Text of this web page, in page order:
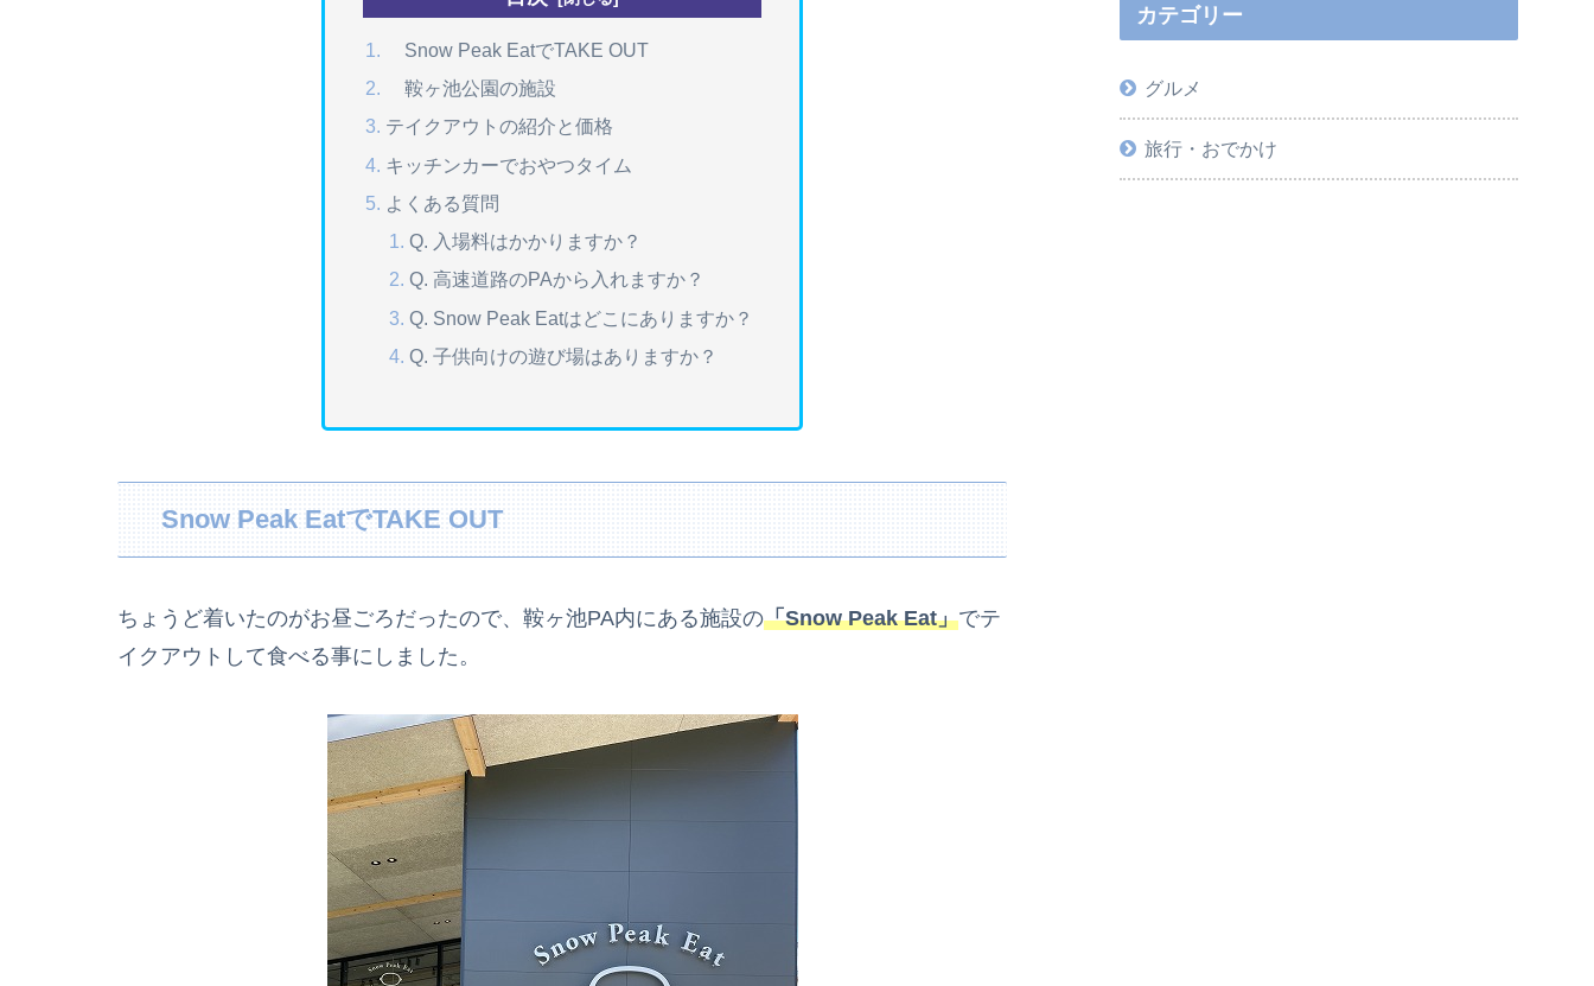
Snow Peak EatでTAKE OUT
鞍ヶ池公園の施設
テイクアウトの紹介と価格
キッチンカーでおやつタイム
よくある質問
Q. 入場料はかかりますか？
Q. 高速道路のPAから入れますか？
Q. Snow Peak Eatはどこにありますか？
Q. 子供向けの遊び場はありますか？
Snow Peak EatでTAKE OUT
ちょうど着いたのがお昼ごろだったので、鞍ヶ池PA内にある施設の「Snow Peak Eat」でテ
イクアウトして食べる事にしました。
カテゴリー
グルメ
旅行・おでかけ